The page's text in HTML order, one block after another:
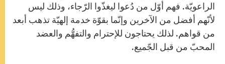
الراعويّة. فهم أوّل من دُعوا ليغذّوا الرّجاء، وذلك ليس
لأنّهم أفضل من الآخرين وإنّما بقوّة خدمة إلهيّة تذهب أبعد
من قواهم. لذلك يحتاجون للإحترام والتفهُّم والعضد
المحبّ من قبل الجّميع.